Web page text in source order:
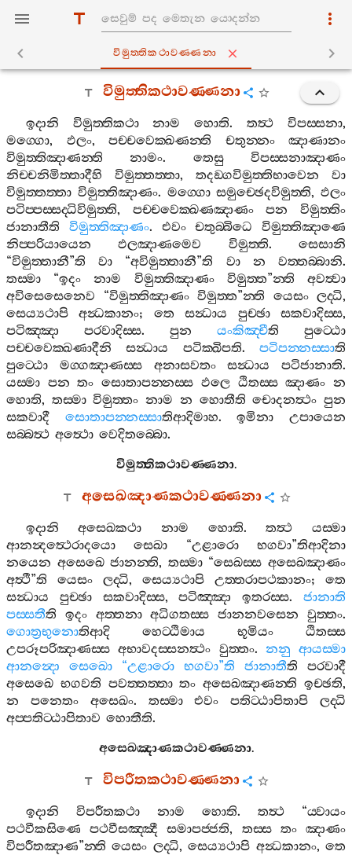
විමුත‍්තිකථාවණ‍්ණනා
විමුත‍්තිකථාවණ‍්ණනා
ඉදානි විමුත‍්තිකථා නාම හොති.තත්‍ථ විපස‍්සනා,
මග‍්ගො, ඵලං, පච‍්චවෙක‍්ඛණන‍්ති චතුන‍්නං
ඤාණානං
විමුත‍්තිඤාණන‍්ති
නාමං. තෙසු
විපස‍්සනාඤාණං
නිච‍්චනිමිත‍්තාදීහි
විමුත‍්තත‍්තා, තදඞ‍්ගවිමුත‍්තිභාවෙන
වා
විමුත‍්තත‍්තා විමුත‍්තිඤාණං. මග‍්ගො සමුච‍්ඡෙදවිමුත‍්ති, ඵලං
පටිප‍්පස‍්සද‍්ධිවිමුත‍්ති, පච‍්චවෙක‍්ඛණඤාණං පන
විමුත‍්තිං
ජානාතීති
විමුත‍්තිඤාණං. එවං චතුබ‍්බිධෙ
විමුත‍්තිඤාණෙ
නිප‍්පරියායෙන
ඵලඤාණමෙව විමුත‍්ති.සෙසානි
“විමුත‍්තානී”ති වා “අවිමුත‍්තානී”ති වා න වත‍්තබ‍්බානි.
තස‍්මා “ඉදං නාම විමුත‍්තිඤාණං විමුත‍්ත”න‍්ති
අවත්‍වා
අවිසෙසෙනෙව “විමුත‍්තිඤාණං විමුත‍්ත”න‍්ති යෙසං ලද‍්ධි,
සෙය්‍යථාපි
අන්‍ධකානං; තෙ සන්‍ධාය පුච‍්ඡා සකවාදිස‍්ස,
පටිඤ‍්ඤා
පරවාදිස‍්ස. පුන යංකිඤ‍්චීති
පුට‍්ඨො
පච‍්චවෙක‍්ඛණාදීනි
සන්‍ධාය පටික‍්ඛිපති.පටිපන‍්නස‍්සාති
පුට‍්ඨො
මග‍්ගඤාණස‍්ස අනාසවතං සන්‍ධාය පටිජානාති.
යස‍්මා පන තං සොතාපන‍්නස‍්ස ඵලෙ ඨිතස‍්ස ඤාණං න
හොති, තස‍්මා විමුත‍්තං නාම න හොතීති චොදනත්‍ථං පුන
සකවාදී
සොතාපන‍්නස‍්සාතිආදිමාහ.ඉමිනා
උපායෙන
සබ‍්බත්‍ථ අත්‍ථො වෙදිතබ‍්බො.
විමුත‍්තිකථාවණ‍්ණනා.
අසෙඛඤාණකථාවණ‍්ණනා
ඉදානි අසෙඛකථා නාම හොති.තත්‍ථ
යස‍්මා
ආනන්‍දත්‍ථෙරාදයො
සෙඛා “උළාරො භගවා”තිආදිනා
නයෙන අසෙඛෙ ජානන‍්ති, තස‍්මා“සෙඛස‍්ස අසෙඛඤාණං
අත්‍ථී”ති යෙසං ලද‍්ධි, සෙය්‍යථාපි උත‍්තරාපථකානං; තෙ
සන්‍ධාය
පුච‍්ඡා සකවාදිස‍්ස,පටිඤ‍්ඤා ඉතරස‍්ස.ජානාති
පස‍්සතීති ඉදං අත‍්තනා අධිගතස‍්ස ජානනවසෙන වුත‍්තං.
ගොත්‍රභුනොතිආදි හෙට‍්ඨිමාය භූමියං
ඨිතස‍්ස
උපරූපරිඤාණස‍්ස අභාවදස‍්සනත්‍ථං වුත‍්තං. නනු ආයස‍්මා
ආනන්‍දො
සෙඛො “උළාරො භගවා”ති ජානාතීති
පරවාදී
අසෙඛෙ භගවති පවත‍්තත‍්තා තං අසෙඛඤාණන‍්ති ඉච‍්ඡති,
න
පනෙතං අසෙඛං. තස‍්මා එවං පතිට‍්ඨාපිතාපි
ලද‍්ධි
අප‍්පතිට‍්ඨාපිතාව හොතීති.
අසෙඛඤාණකථාවණ‍්ණනා.
විපරීතකථාවණ‍්ණනා
ඉදානි විපරීතකථා නාම හොති. තත්‍ථ“ය‍්වායං
පථවීකසිණෙ
පථවීසඤ‍්ඤී සමාපජ‍්ජති, තස‍්ස තං ඤාණං
විපරීතඤාණ”න‍්ති යෙසං ලද‍්ධි,සෙය්‍යථාපි අන්‍ධකානං,තෙ